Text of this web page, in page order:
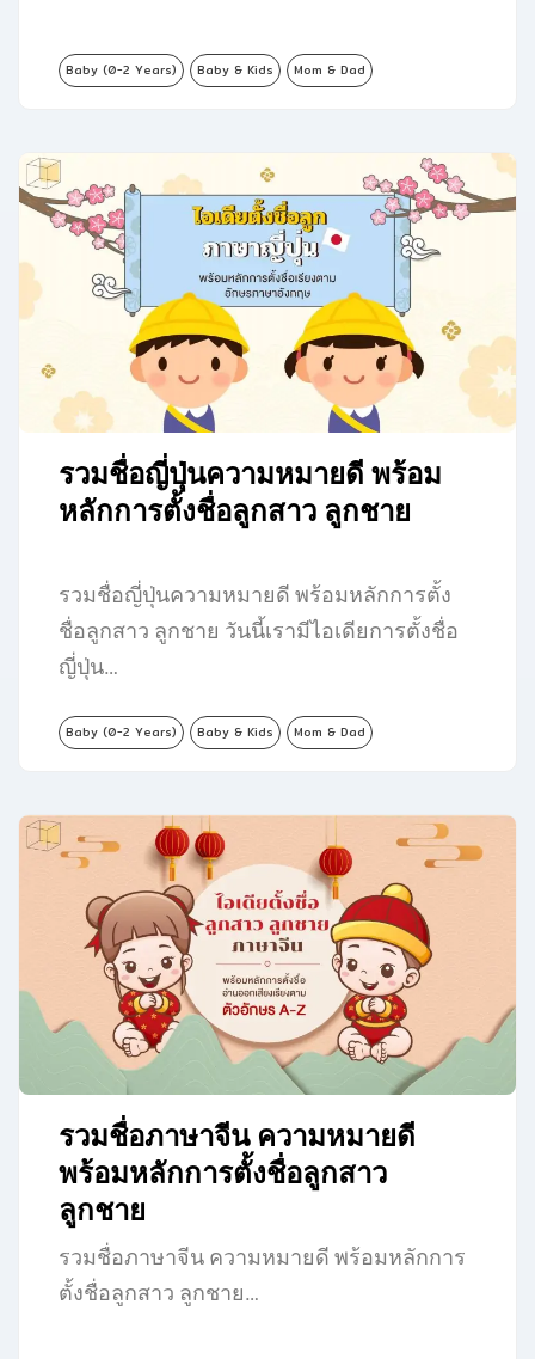
Baby (0-2 Years) Baby & Kids Mom & Dad
รวมชื่อญี่ปุ่นความหมายดี พร้อม
หลักการตั้งชื่อลูกสาว ลูกชาย
รวมชื่อญี่ปุ่นความหมายดี พร้อมหลักการตั้ง
ชื่อลูกสาว ลูกชาย วันนี้เรามีไอเดียการตั้งชื่อ
ญี่ปุ่น…
Baby (0-2 Years) Baby & Kids Mom & Dad
รวมชื่อภาษาจีน ความหมายดี
พร้อมหลักการตั้งชื่อลูกสาว
ลูกชาย
รวมชื่อภาษาจีน ความหมายดี พร้อมหลักการ
ตั้งชื่อลูกสาว ลูกชาย…